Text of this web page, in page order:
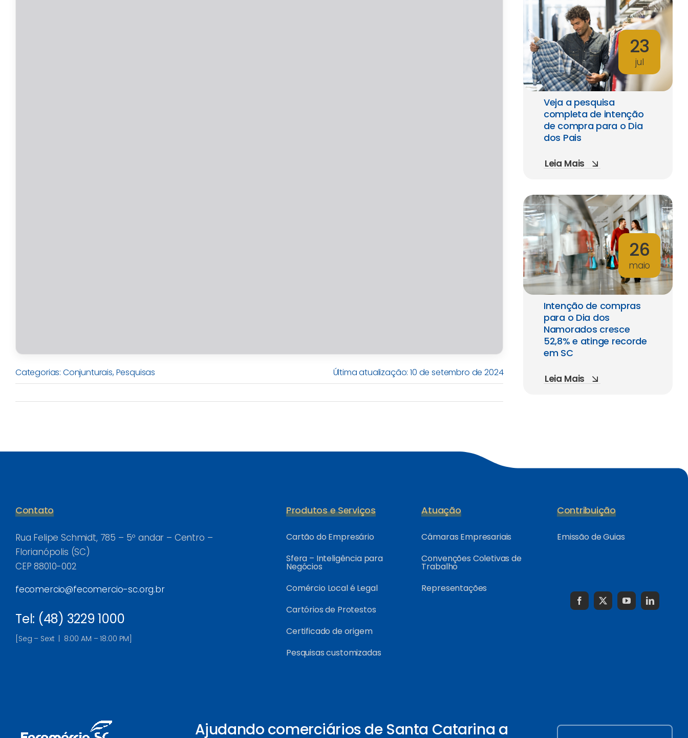
Categorias: Conjunturais,Pesquisas Última atualização: 10 de setembro de 2024
23
jul
Veja a pesquisa
completa de intenção
de compra para o Dia
dos Pais
Leia Mais
26
maio
Intenção de compras
para o Dia dos
Namorados cresce
52,8% e atinge recorde
em SC
Leia Mais
Contato
Rua Felipe Schmidt, 785 – 5º andar – Centro –
Florianópolis (SC)
CEP 88010-002
fecomercio@fecomercio-sc.org.br
Tel: (48) 3229 1000
[Seg – Sext | 8:00 AM – 18:00 PM]
Produtos e Serviços
Cartão do Empresário
Sfera – Inteligência para
Negócios
Comércio Local é Legal
Cartórios de Protestos
Certificado de origem
Pesquisas customizadas
Atuação
Câmaras Empresariais
Convenções Coletivas de
Trabalho
Representações
Contribuição
Emissão de Guias
Ajudando comerciários de Santa Catarina a